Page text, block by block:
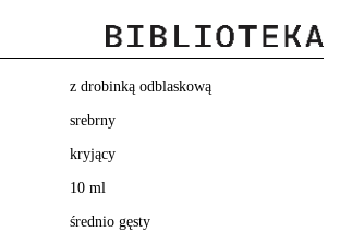
z drobinką odblaskową
srebrny
kryjący
10 ml
średnio gęsty